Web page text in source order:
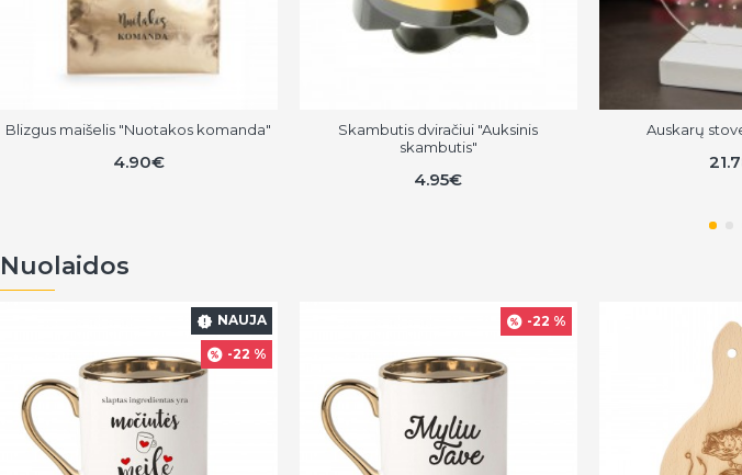
Blizgus maišelis "Nuotakos komanda"
4.90€
Skambutis dviračiui "Auksinis
skambutis"
4.95€
Auskarų
Nuolaidos
NAUJA
-22 %
-22 %